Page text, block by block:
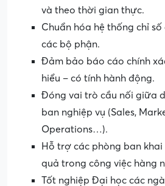
và theo thời gian thực.
Chuẩn hóa hệ thống chỉ
các bộ phận.
Đảm bảo báo cáo chính
hiểu – có tính hành động.
Đóng vai trò cầu nối giữa
ban nghiệp vụ (Sales,
Operations…).
Hỗ trợ các phòng ban
quả trong công việc hàng
Tốt nghiệp Đại học các